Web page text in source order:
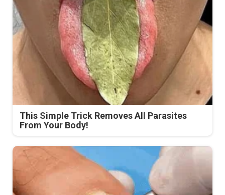
This Simple Trick Removes All Parasites
From Your Body!